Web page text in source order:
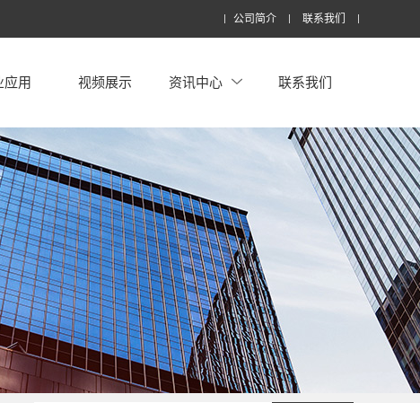
公司简介 联系我们
应用 视频展示 资讯中心 联系我们